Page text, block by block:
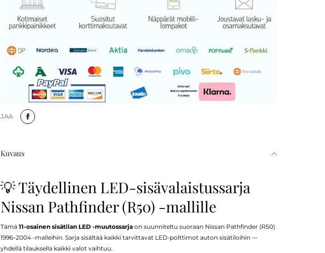
JAA
Kuvaus
💡 Täydellinen LED-sisävalaistussarja
Nissan Pathfinder (R50) -mallille
Tämä 11-osainen sisätilan LED -muutossarja on suunniteltu suoraan Nissan Pathfinder (R50)
1996–2004 -malleihin. Sarja sisältää kaikki tarvittavat LED-polttimot auton sisätiloihin —
yhdellä tilauksella kaikki valot vaihtuu.